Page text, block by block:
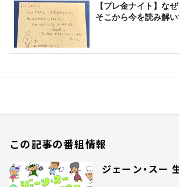
【プレ金ナイト】な
そこから今を読み解い
この記事の番組情報
ジェーン・スー